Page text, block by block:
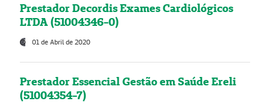
Prestador Decordis Exames Cardiológicos
LTDA (51004346-0)
01 de Abril de 2020
Prestador Essencial Gestão em Saúde Ereli
(51004354-7)